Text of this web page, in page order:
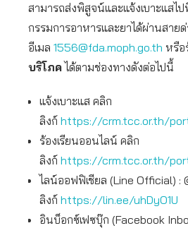
สามารถส่งพิสูจน์และแจ้งเบาะแส
กรรมการอาหารและยาได้ผ่านสาย
อีเมล 1556@fda.moph.go.th หรือ
บริโภคได้ตามช่องทางดังต่อไปนี้
แจ้งเบาะแส คลิก
ลิงก์ https://crm.tcc.or.th/
ร้องเรียนออนไลน์ คลิก
ลิงก์ https://crm.tcc.or.th/
ไลน์ออฟฟิเชียล (Line Official)
ลิงก์ https://lin.ee/uhDyO1U
อินบ็อกซ์เฟซบุ๊ก (Facebook